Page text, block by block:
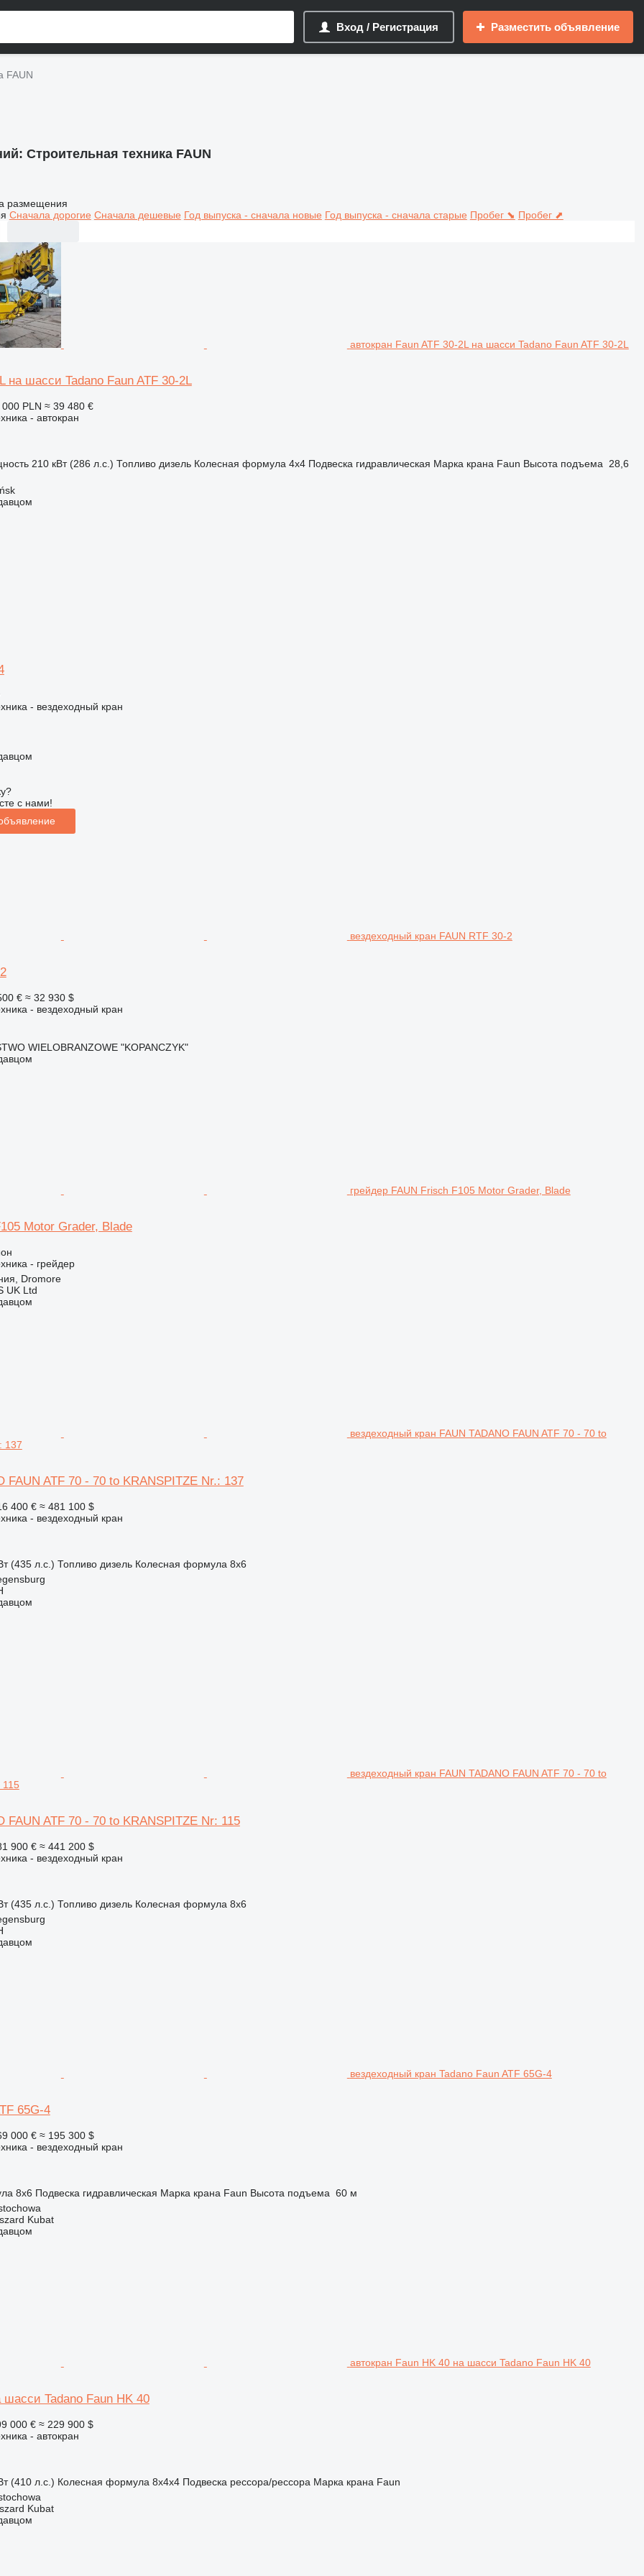
Вход / Регистрация Разместить объявление
FAUN
Строительная техника FAUN
размещения
Сначала дорогие Сначала дешевые Год выпуска - сначала новые Год выпуска - сначала старые Пробег ⬊ Пробег ⬈
автокран Faun ATF 30-2L на шасси Tadano Faun ATF 30-2L
на шасси Tadano Faun ATF 30-2L
000 PLN ≈ 39 480 €
- автокран
210 кВт (286 л.с.) Топливо дизель Колесная формула 4x4 Подвеска гидравлическая Марка крана Faun Высота подъема
28,6
- вездеходный кран
с нами!
вездеходный кран FAUN RTF 30-2
€ ≈ 32 930 $
- вездеходный кран
WIELOBRANZOWE "KOPANCZYK"
грейдер FAUN Frisch F105 Motor Grader, Blade
Motor Grader, Blade
- грейдер
Dromore
UK Ltd
вездеходный кран FAUN TADANO FAUN ATF 70 - 70 to
137
FAUN ATF 70 - 70 to KRANSPITZE Nr.: 137
400 € ≈ 481 100 $
- вездеходный кран
(435 л.с.) Топливо дизель Колесная формула 8x6
вездеходный кран FAUN TADANO FAUN ATF 70 - 70 to
115
FAUN ATF 70 - 70 to KRANSPITZE Nr: 115
900 € ≈ 441 200 $
- вездеходный кран
(435 л.с.) Топливо дизель Колесная формула 8x6
вездеходный кран Tadano Faun ATF 65G-4
65G-4
000 € ≈ 195 300 $
- вездеходный кран
8x6 Подвеска гидравлическая Марка крана Faun Высота подъема 60 м
Kubat
автокран Faun HK 40 на шасси Tadano Faun HK 40
шасси Tadano Faun HK 40
000 € ≈ 229 900 $
- автокран
(410 л.с.) Колесная формула 8x4x4 Подвеска рессора/рессора Марка крана Faun
Kubat